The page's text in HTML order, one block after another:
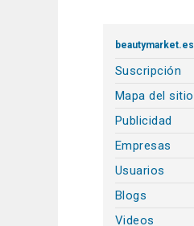
beautymarket.es
Suscripción
Mapa del sitio
Publicidad
Empresas
Usuarios
Blogs
Videos